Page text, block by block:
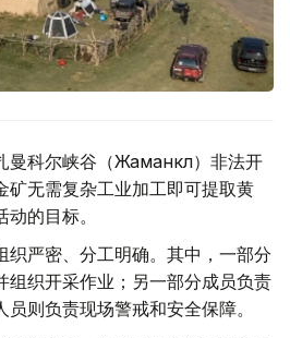
曼科尔峡谷（Жаманкөл）非法开
矿无需复杂工业加工即可提取黄
的目标。
织严密、分工明确。其中，一部分
组织开采作业；另一部分成员负责
则负责现场警戒和安全保障。